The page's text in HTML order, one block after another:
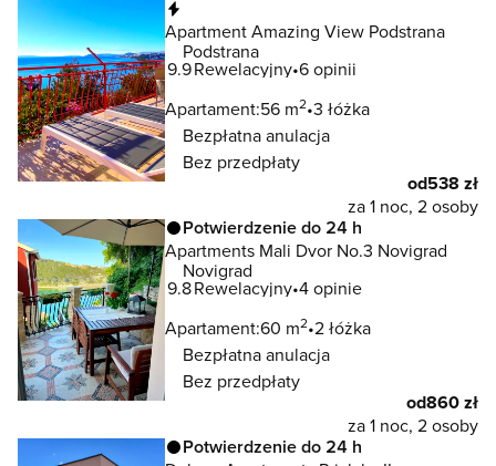
Apartment Amazing View Podstrana
Podstrana
9.9Rewelacyjny 6 opinii
Apartament:56 m2 3 łóżka
Bezpłatna anulacja
Bez przedpłaty
od538 zł
za 1 noc, 2 osoby
Potwierdzenie do 24 h
Apartments Mali Dvor No.3 Novigrad
Novigrad
9.8Rewelacyjny 4 opinie
Apartament:60 m2 2 łóżka
Bezpłatna anulacja
Bez przedpłaty
od860 zł
za 1 noc, 2 osoby
Potwierdzenie do 24 h